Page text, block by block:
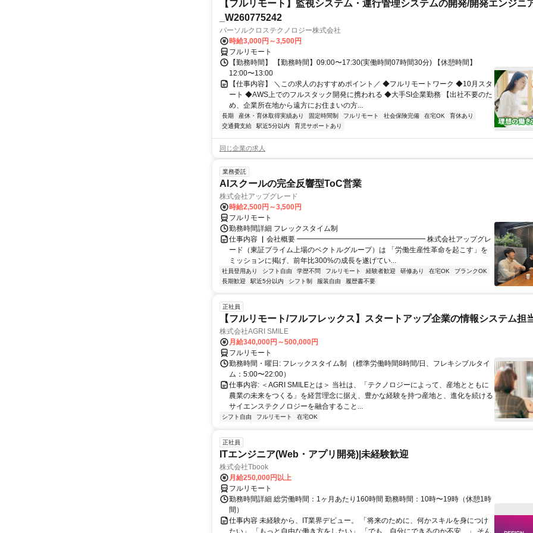
【フルリモート】監視システム・運行管理システムの開発/開発エンジニ
_W260775242
パーソルクロステクノロジー株式会社
時給3,000円～3,500円
フルリモート
【勤務時間】 【勤務時間】09:00〜17:30(実働時間07時間30分) 【休憩時間】
12:00〜13:00
【仕事内容】 ＼この求人のおすすめポイント／ ◆フルリモートワーク ◆10月スタ
ート ◆AWS上でのフルスタック開発に携われる ◆大手SI企業勤務 【出社不要のた
め、企業所在地から遠方にお住まいの方...
長期 産休・育休取得実績あり 固定時間制 フルリモート 社会保険完備 在宅OK
育休あり
交通費支給
駅近5分以内 育児サポートあり
同じ企業の求人
業務委託
AIスクールの完全反響型ToC営業
株式会社アップグレード
時給2,500円～3,500円
フルリモート
勤務時間詳細 フレックスタイム制
仕事内容 ▏会社概要 ━━━━━━━━━━━━━━━━━━ 株式会社アップグレ
ード（東証プライム上場のベクトルグループ）は 「労働生産性革命を起こす」を
ミッションに掲げ、前年比300%の成長を遂げてい...
社員登用あり シフト自由 学歴不問 フルリモート 経験者歓迎 研修あり 在宅OK
ブランクOK
長期歓迎
駅近5分以内 シフト制 服装自由 履歴書不要
正社員
【フルリモート/フルフレックス】スタートアップ企業の情報システム担
株式会社AGRI SMILE
月給340,000円～500,000円
フルリモート
勤務時間・曜日: フレックスタイム制 （標準労働時間8時間/日、フレキシブルタイ
ム：5:00〜22:00）
仕事内容: ＜AGRI SMILEとは＞ 当社は、「テクノロジーによって、産地とともに
農業の未来をつくる」を経営理念に据え、豊かな経験を持つ産地と、進化を続ける
サイエンステクノロジーを融合すること...
シフト自由 フルリモート 在宅OK
正社員
ITエンジニア(Web・アプリ開発)|未経験歓迎
株式会社Tbook
月給250,000円以上
フルリモート
勤務時間詳細 総労働時間：1ヶ月あたり160時間 勤務時間：10時〜19時（休憩1時
間）
仕事内容 未経験から、IT業界デビュー。 「将来のために、何かスキルを身につけ
たい」 「もっと自由な働き方をしたい」 「でも、自分にできるのか不安…」 そん